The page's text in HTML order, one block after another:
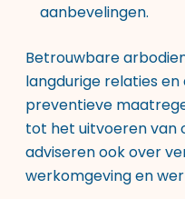
aanbevelingen.
Betrouwbare
langdurige relaties
preventieve
tot het uitvoeren van
adviseren ook over
werkomgeving en